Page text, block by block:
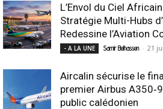
L’Envol du Ciel
Stratégie Multi-Hubs
Redessine l’Aviation
- A LA UNE Samir Belhassen - 21
Aircalin sécurise le
premier Airbus
public calédonien